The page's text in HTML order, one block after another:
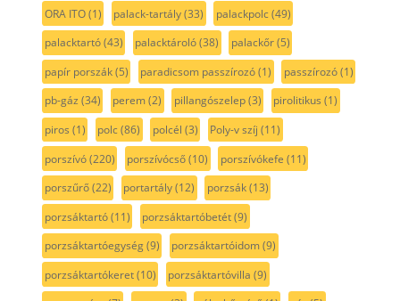
ORA ITO(1) palack-tartály(33) palackpolc(49)
palacktartó(43) palacktároló(38) palackőr(5)
papír porszák(5) paradicsom passzírozó(1) passzírozó(1)
pb-gáz (34) perem(2) pillangószelep(3) pirolitikus (1)
piros (1) polc(86) polcél (3) Poly-v szíj (11)
porszívó(220) porszívócső(10) porszívókefe (11)
porszűrő(22) portartály(12) porzsák(13)
porzsáktartó(11) porzsáktartóbetét(9)
porzsáktartóegység(9) porzsáktartóidom(9)
porzsáktartókeret(10) porzsáktartóvilla (9)